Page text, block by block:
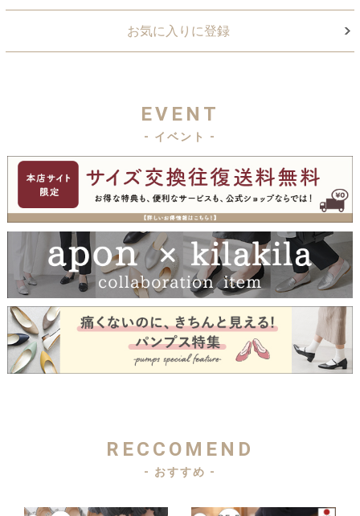
お気に入りに登録
EVENT
- イベント -
RECCOMEND
- おすすめ -